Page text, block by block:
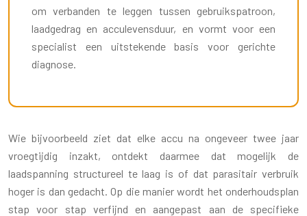
om verbanden te leggen tussen gebruikspatroon,
laadgedrag en acculevensduur, en vormt voor een
specialist een uitstekende basis voor gerichte
diagnose.
Wie bijvoorbeeld ziet dat elke accu na ongeveer twee jaar
vroegtijdig inzakt, ontdekt daarmee dat mogelijk de
laadspanning structureel te laag is of dat parasitair verbruik
hoger is dan gedacht. Op die manier wordt het onderhoudsplan
stap voor stap verfijnd en aangepast aan de specifieke